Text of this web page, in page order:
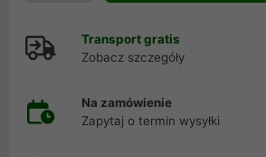
Transport gratis
Zobacz szczegóły
Na zamówienie
Zapytaj o termin wysyłki